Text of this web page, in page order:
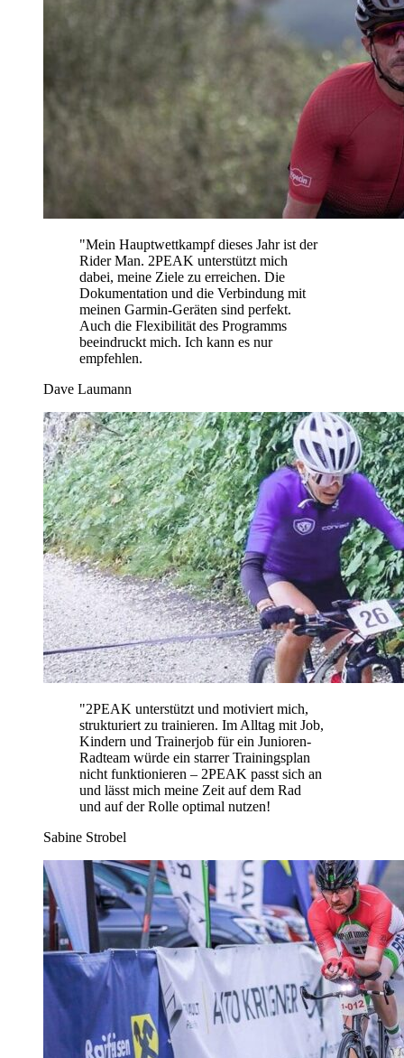
"Mein Hauptwettkampf dieses Jahr ist der
Rider Man. 2PEAK unterstützt mich
dabei, meine Ziele zu erreichen. Die
Dokumentation und die Verbindung mit
meinen Garmin-Geräten sind perfekt.
Auch die Flexibilität des Programms
beeindruckt mich. Ich kann es nur
empfehlen.
Dave Laumann
"2PEAK unterstützt und motiviert mich,
strukturiert zu trainieren. Im Alltag mit Job,
Kindern und Trainerjob für ein Junioren-
Radteam würde ein starrer Trainingsplan
nicht funktionieren – 2PEAK passt sich an
und lässt mich meine Zeit auf dem Rad
und auf der Rolle optimal nutzen!
Sabine Strobel